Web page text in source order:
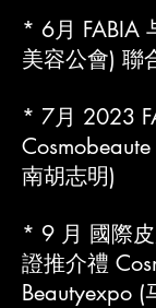
* 6月 FABIA
美容公會) 聯
* 7月 2023
南胡志明)
* 9 月 國際
證推介禮
Beautyexpo (